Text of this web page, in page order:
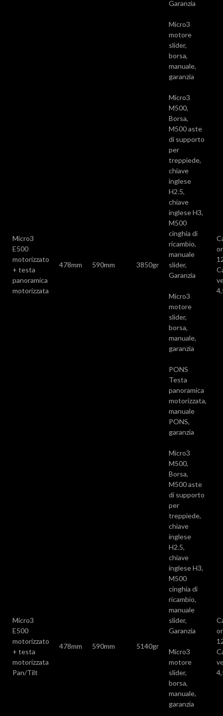
Garanzia
Micro3
motore
slider,
borsa,
manuale,
garanzia
Micro3
E500
motorizzato
+ testa
panoramica
motorizzata
478mm 590mm 3850gr
Micro3
M500,
Borsa,
M500 aste
di supporto
per
treppiede,
chiave
inglese
H2.5,
chiave
inglese H3,
M500
cinghia di
ricambio,
manuale
slider,
Garanzia
Micro3
motore
slider,
borsa,
manuale,
garanzia
PONS
Testa
panoramica
motorizzata,
manuale
PONS,
garanzia
Micro3
E500
motorizzato
+ testa
motorizzata
Pan/Tilt
478mm 590mm 5140gr
Micro3
M500,
Borsa,
M500 aste
di supporto
per
treppiede,
chiave
inglese
H2.5,
chiave
inglese H3,
M500
cinghia di
ricambio,
manuale
slider,
Garanzia
Micro3
motore
slider,
borsa,
manuale,
garanzia